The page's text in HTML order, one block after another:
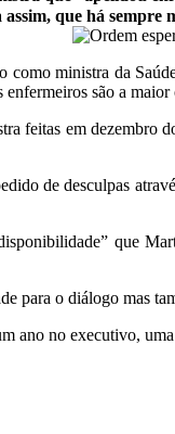
que há
ministra da
são a
feitas em dezembro
de desculpas
que
para o diálogo mas
ano no executivo,